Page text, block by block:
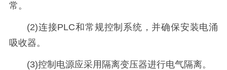
常。
(2)连接PLC和常规控制系统，并确保安装电涌
吸收器。
(3)控制电源应采用隔离变压器进行电气隔离。